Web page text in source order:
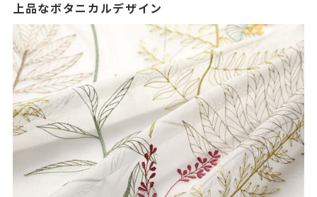
上品なボタニカルデザイン